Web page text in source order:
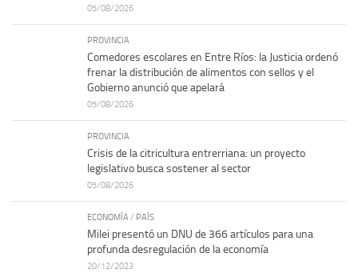
05/08/2026
PROVINCIA
Comedores escolares en Entre Ríos: la Justicia ordenó
frenar la distribución de alimentos con sellos y el
Gobierno anunció que apelará
05/08/2026
PROVINCIA
Crisis de la citricultura entrerriana: un proyecto
legislativo busca sostener al sector
05/08/2026
ECONOMÍA / PAÍS
Milei presentó un DNU de 366 artículos para una
profunda desregulación de la economía
20/12/2023